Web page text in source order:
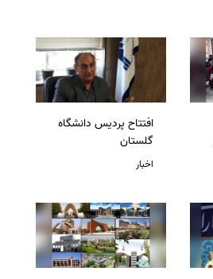
افتتاح پردیس دانشگاه
گلستان
اخبار